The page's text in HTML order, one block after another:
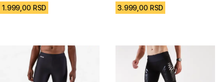
1.999,00 RSD 3.999,00 RSD